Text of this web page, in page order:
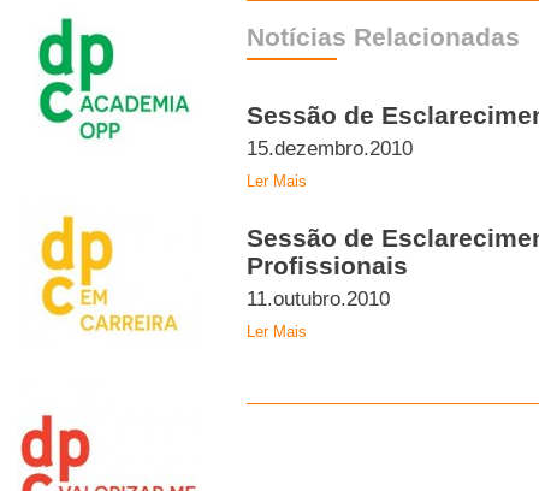
Notícias Relacionadas
Sessão de
15.dezembro.2010
Ler Mais
Sessão de
Profissionais
11.outubro.2010
Ler Mais